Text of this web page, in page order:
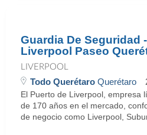
Guardia De Seguridad -
Liverpool Paseo
LIVERPOOL
Todo Querétaro Querétaro
El Puerto de Liverpool, empresa
de 170 años en el mercado,
de negocio como Liverpool,